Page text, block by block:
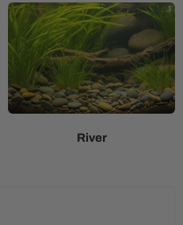
River